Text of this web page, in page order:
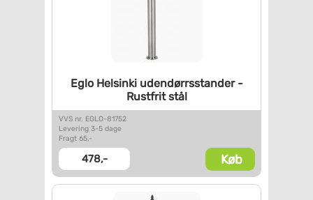
Eglo Helsinki udendørrsstander-
Rustfrit stål
VVS nr. EGLO-81752
Levering 3-5 dage
Fragt 65,-
478,- Køb